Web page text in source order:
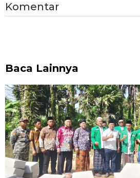
Komentar
Baca Lainnya